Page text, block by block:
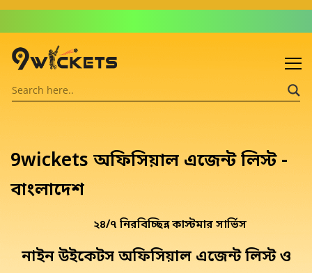
9wickets অফিসিয়াল এজেন্ট লিস্ট -
বাংলাদেশ
২৪/৭ নিরবিচ্ছিন্ন কাস্টমার সার্ভিস
নাইন উইকেটস অফিসিয়াল এজেন্ট লিস্টও